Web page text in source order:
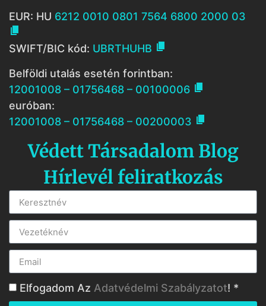
EUR: HU 6212 0010 0801 7564 6800 2000 03

SWIFT/BIC kód: UBRTHUHB 
Belföldi utalás esetén forintban:
12001008 – 01756468 – 00100006 
euróban:
12001008 – 01756468 – 00200003 
Védett Társadalom Blog
Hírlevél feliratkozás
Elfogadom Az Adatvédelmi Szabályzatot! *